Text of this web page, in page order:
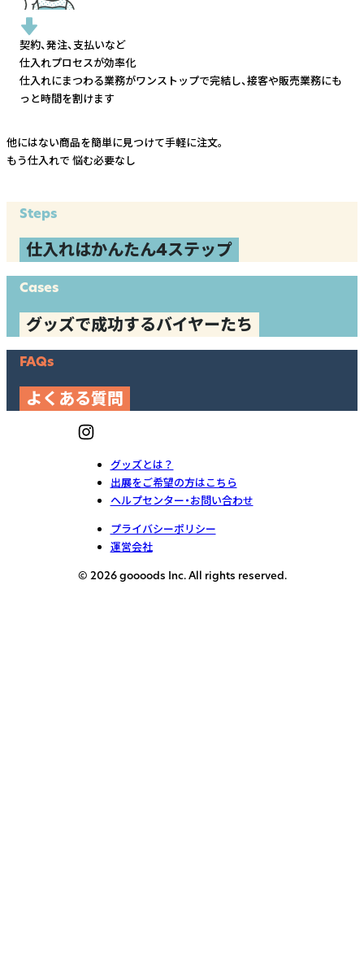
契約、発注、支払いなど
仕入れプロセスが効率化
仕入れにまつわる業務がワンストップで完結し、接客や販売業務にも
っと時間を割けます
他にはない商品を簡単に見つけて手軽に注文。
もう仕入れで 悩む必要なし
Steps
仕入れはかんたん4ステップ
Cases
グッズで成功するバイヤーたち
FAQs
よくある質問
グッズとは？
出展をご希望の方はこちら
ヘルプセンター・お問い合わせ
プライバシーポリシー
運営会社
© 2026 goooods Inc. All rights reserved.